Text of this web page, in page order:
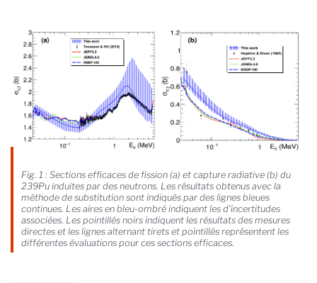
Fig. 1 : Sections efficaces de fission (a) et capture radiative (b) du
239Pu induites par des neutrons. Les résultats obtenus avec la
méthode de substitution sont indiqués par des lignes bleues
continues. Les aires en bleu-ombré indiquent les d’incertitudes
associées. Les pointillés noirs indiquent les résultats des mesures
directes et les lignes alternant tirets et pointillés représentent les
différentes évaluations pour ces sections efficaces.